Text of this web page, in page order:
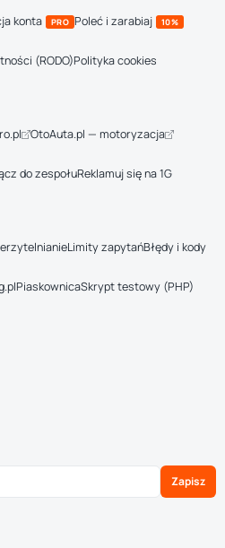
konta PRO Poleć i zarabiaj 10%
(RODO)Polityka cookies
OtoAuta.pl — motoryzacja
do zespołuReklamuj się na 1G
Limity zapytańBłędy i kody
PiaskownicaSkrypt testowy (PHP)
Zapisz